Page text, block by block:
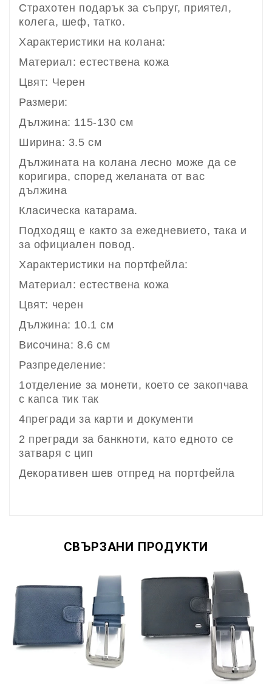
Страхотен подарък за съпруг, приятел,
колега, шеф, татко.
Характеристики на колана:
Материал: естествена кожа
Цвят: Черен
Размери:
Дължина: 115-130 см
Ширина: 3.5 см
Дължината на колана лесно може да се
коригира, според желаната от вас
дължина
Класическа катарама.
Подходящ е както за ежедневието, така и
за официален повод.
Характеристики на портфейла:
Материал: естествена кожа
Цвят: черен
Дължина: 10.1 см
Височина: 8.6 см
Разпределение:
1отделение за монети, което се закопчава
с капса тик так
4прегради за карти и документи
2 прегради за банкноти, като едното се
затваря с цип
Декоративен шев отпред на портфейла
СВЪРЗАНИ ПРОДУКТИ